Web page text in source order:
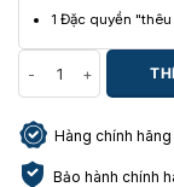
1 Đặc quyền
Nệm lò xo King Koil
Hàng chính hãng
Bảo hành chính